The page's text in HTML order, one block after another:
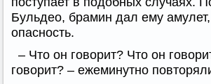
Бульдео, брамин дал ему
опасность.
– Что он говорит? Что он
говорит? – ежеминутно